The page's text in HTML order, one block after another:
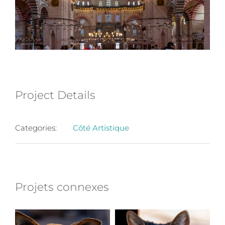
Project Details
Categories: Côté Artistique
Projets connexes